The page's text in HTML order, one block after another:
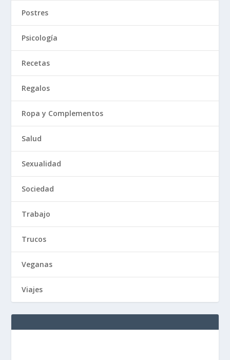
Postres
Psicología
Recetas
Regalos
Ropa y Complementos
Salud
Sexualidad
Sociedad
Trabajo
Trucos
Veganas
Viajes